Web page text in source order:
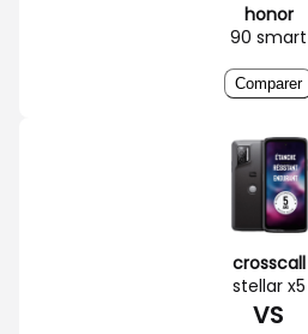
honor
90 smart
Comparer
crosscall
stellar x5
VS